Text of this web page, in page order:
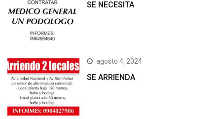
SE NECESITA
agosto 4, 2024
SE ARRIENDA